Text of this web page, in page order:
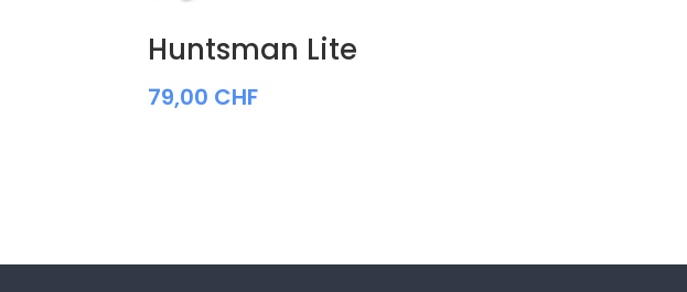
Huntsman Lite
79,00 CHF